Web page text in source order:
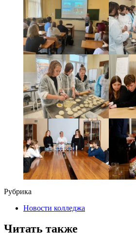
Рубрика
Новости колледжа
Читать также